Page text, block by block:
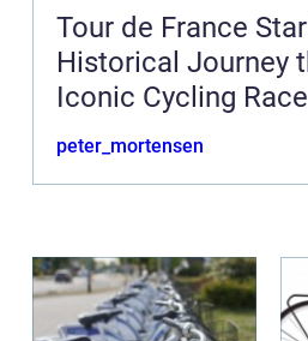
Tour de France
Historical Journey
Iconic Cycling Race
peter_mortensen